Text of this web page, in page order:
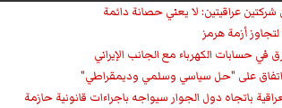
عراقيتين: لا يعني حصانة دائمة
أزمة هرمز
اتفاق على "حل سياسي وسلمي وديمقراطي"
باتجاه دول الجوار سيواجه باجراءات قانونية حازمة